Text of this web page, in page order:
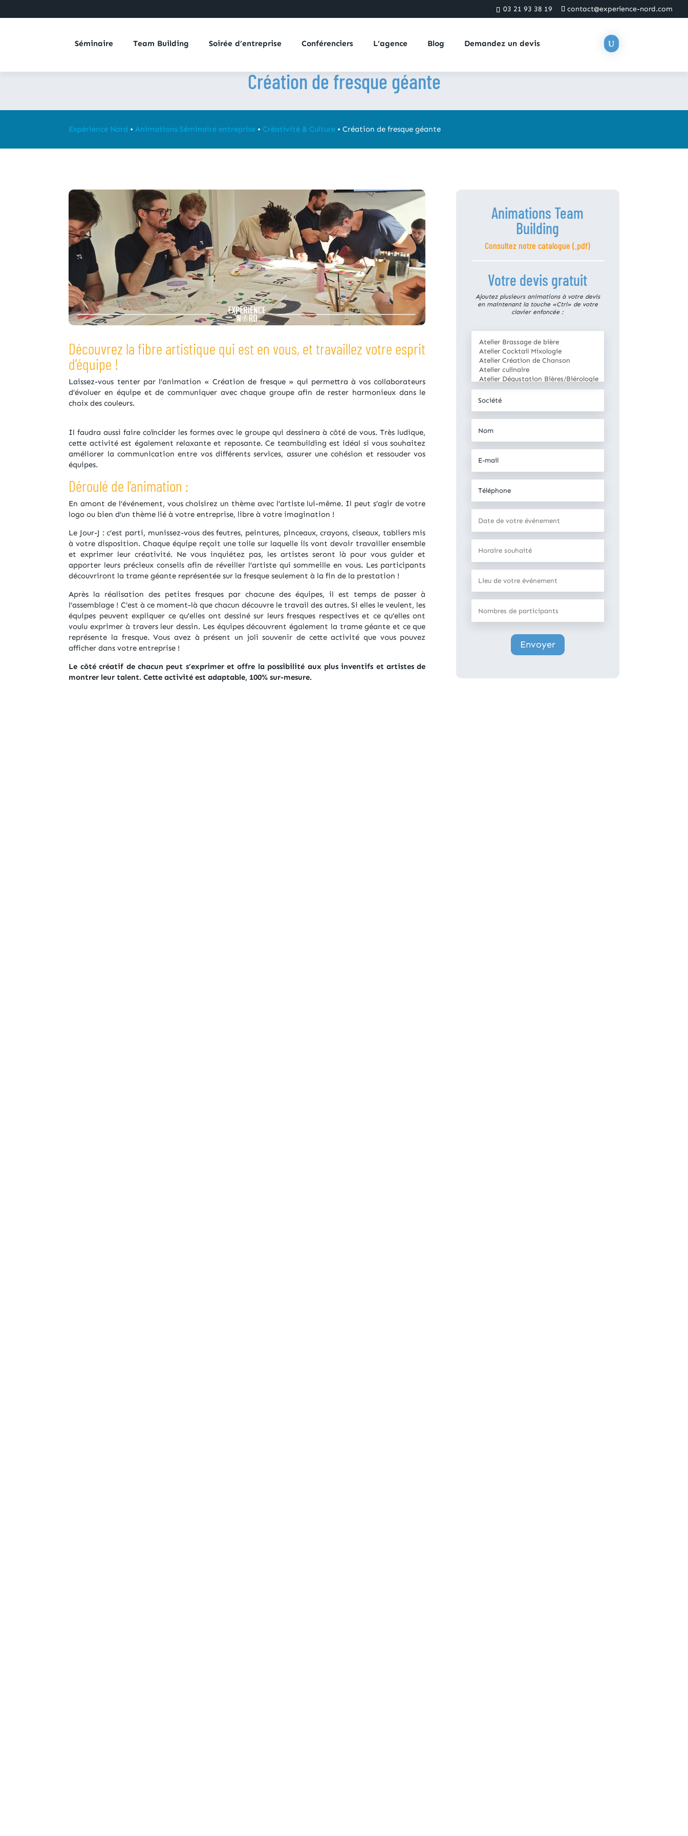
03 21 93 38 19 contact@experience-nord.com
Séminaire Team Building Soirée d’entreprise Conférenciers L’agence Blog Demandez un devis
Création de fresque géante
Expérience Nord •Animations Séminaire entreprise • Créativité & Culture •Création de fresque géante
Découvrez la fibre artistique qui est en vous, et travaillez votre esprit
d’équipe !
Laissez-vous tenter par l’animation « Création de fresque » qui permettra à vos collaborateurs
d’évoluer en équipe et de communiquer avec chaque groupe afin de rester harmonieux dans le
choix des couleurs.
Il faudra aussi faire coïncider les formes avec le groupe qui dessinera à côté de vous. Très ludique,
cette activité est également relaxante et reposante. Ce teambuilding est idéal si vous souhaitez
améliorer la communication entre vos différents services, assurer une cohésion et ressouder vos
équipes.
Déroulé de l’animation :
En amont de l’événement, vous choisirez un thème avec l’artiste lui-même. Il peut s’agir de votre
logo ou bien d’un thème lié à votre entreprise, libre à votre imagination !
Le Jour-J : c’est parti, munissez-vous des feutres, peintures, pinceaux, crayons, ciseaux, tabliers mis
à votre disposition. Chaque équipe reçoit une toile sur laquelle ils vont devoir travailler ensemble
et exprimer leur créativité. Ne vous inquiétez pas, les artistes seront là pour vous guider et
apporter leurs précieux conseils afin de réveiller l’artiste qui sommeille en vous. Les participants
découvriront la trame géante représentée sur la fresque seulement à la fin de la prestation !
Après la réalisation des petites fresques par chacune des équipes, il est temps de passer à
l’assemblage ! C’est à ce moment-là que chacun découvre le travail des autres. Si elles le veulent, les
équipes peuvent expliquer ce qu’elles ont dessiné sur leurs fresques respectives et ce qu’elles ont
voulu exprimer à travers leur dessin. Les équipes découvrent également la trame géante et ce que
représente la fresque. Vous avez à présent un joli souvenir de cette activité que vous pouvez
afficher dans votre entreprise !
Le côté créatif de chacun peut s’exprimer et offre la possibilité aux plus inventifs et artistes de
montrer leurtalent. Cette activité est adaptable, 100% sur-mesure.
Animations Team
Building
Consultez notre catalogue (.pdf)
Votre devis gratuit
Ajoutez plusieurs animations à votre devis
en maintenant la touche «Ctrl» de votre
clavier enfoncée :